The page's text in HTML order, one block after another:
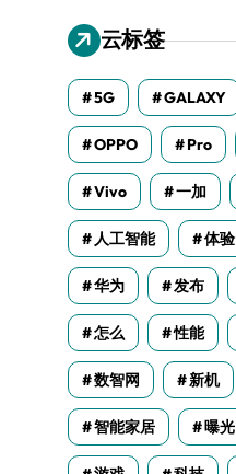
云标签
5G GALAXY
OPPO Pro
Vivo 一加
人工智能 体验
华为 发布
怎么 性能
数智网 新机
智能家居 曝光